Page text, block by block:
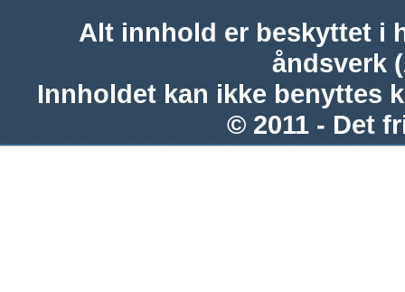
Alt innhold er beskyttet i
åndsverk
Innholdet kan ikke benyttes
© 2011 - Det